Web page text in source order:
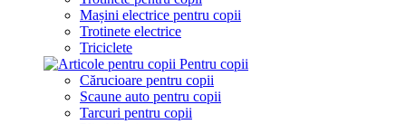
Mașini electrice pentru copii
Trotinete electrice
Triciclete
Pentru copii
Cărucioare pentru copii
Scaune auto pentru copii
Tarcuri pentru copii